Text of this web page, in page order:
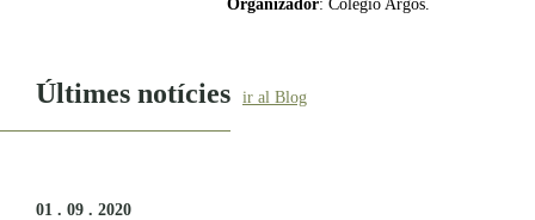
Organizador: Colegio Argos.
Últimes notícies ir al Blog
01 . 09 . 2020